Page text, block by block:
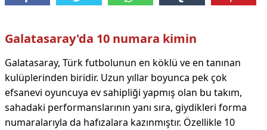
Galatasaray'da 10 numara kimin
Galatasaray, Türk futbolunun en köklü ve en tanınan
kulüplerinden biridir. Uzun yıllar boyunca pek çok
efsanevi oyuncuya ev sahipliği yapmış olan bu takım,
sahadaki performanslarının yanı sıra, giydikleri forma
numaralarıyla da hafızalara kazınmıştır. Özellikle 10